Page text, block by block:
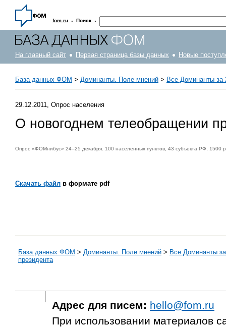
fom.ru · Поиск ·
На главный сайт Первая страница базы данных Новые
База данных ФОМ > Доминанты. Поле мнений > Все Доминанты за
29.12.2011, Опрос населения
О новогоднем телеобращении
Опрос «ФОМнибус» 24–25 декабря. 100 населенных пунктов, 43 субъекта РФ, 1500
Скачать файл в формате pdf
База данных ФОМ > Доминанты. Поле мнений > Все Доминанты
президента
Адрес для писем: hello@fom.ru
При использовании материалов